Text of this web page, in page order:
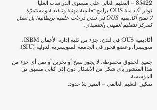
85422 – التعليم العالي على مستوى الدراسات العليا
توفر أكاديمية OUS برامج تعليمية مهنية وتنفيذية ومستمرّة.
لا تمنح أكاديمية OUS في لندن درجات علمية بريطانية؛ بل تعمل
كمركز للتعليم المهني والتنفيذي.
أكاديمية OUS في لندن، جزء من كلية إدارة الأعمال ISBM،
سويسرا، وعضو فخور في الجامعة السويسرية الدولية (SIU).
جميع الحقوق محفوظة. لا يجوز نسخ أو تخزين أو نقل أي جزء من
هذا المنشور بأي شكل من الأشكال دون إذن كتابي مسبق من
المؤسسة.
تمكين التعليم العالمي – التميز بلا حدود.